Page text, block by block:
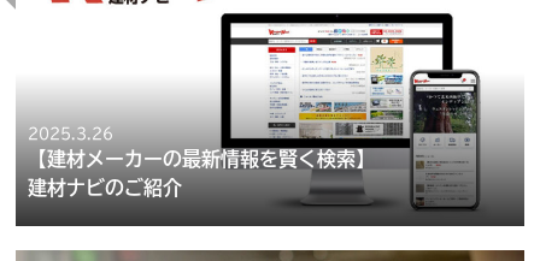
2025.3.26
【建材メーカーの最新情報を賢く検索】
建材ナビのご紹介